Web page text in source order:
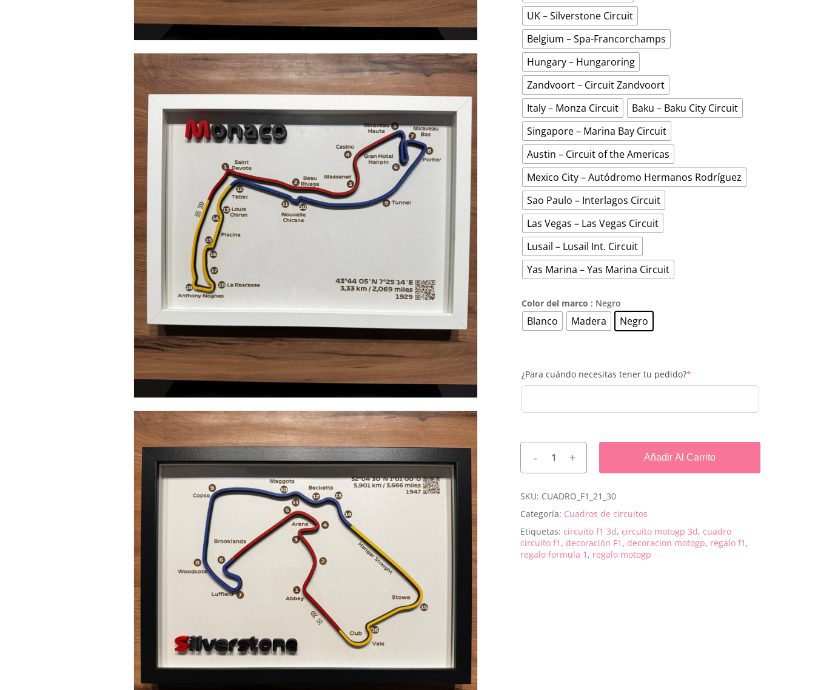
Go To Shop
UK – Silverstone Circuit
Belgium – Spa-Francorchamps
Hungary – Hungaroring
Zandvoort – Circuit Zandvoort
Italy – Monza Circuit
Baku – Baku City Circuit
Singapore – Marina Bay Circuit
Austin – Circuit of the Americas
Mexico City – Autódromo Hermanos Rodríguez
Sao Paulo – Interlagos Circuit
Las Vegas – Las Vegas Circuit
Lusail – Lusail Int. Circuit
Yas Marina – Yas Marina Circuit
Color del marco : Negro
Blanco Madera Negro
¿Para cuándo necesitas tener tu pedido?*
Añadir Al Carrito
SKU: CUADRO_F1_21_30
Categoría: Cuadros de circuitos
Etiquetas:circuito f1 3d,circuito motogp 3d,cuadro
circuito f1 , decoración F1 , decoracion motogp, regalo f1 ,
regalo formula 1 , regalo motogp